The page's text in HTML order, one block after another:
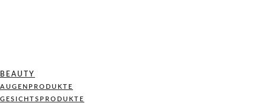
BEAUTY
AUGENPRODUKTE
GESICHTSPRODUKTE